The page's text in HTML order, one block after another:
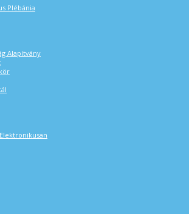
Plébánia
Alapítvány